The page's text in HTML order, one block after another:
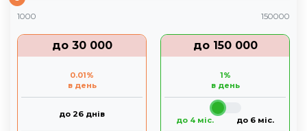
1000 150000
до 30 000
0.01%
в день
до 26 днів
до 150 000
1%
в день
до 4 міс. до 6 міс.